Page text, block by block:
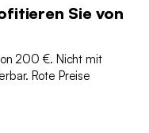
Sie von
200 €. Nicht mit
Rote Preise